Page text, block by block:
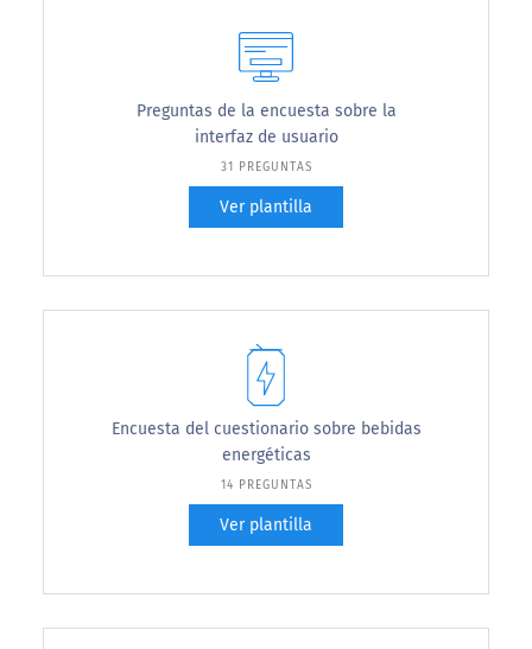
Preguntas de la encuesta sobre la
interfaz de usuario
31 PREGUNTAS
Ver plantilla
Encuesta del cuestionario sobre bebidas
energéticas
14 PREGUNTAS
Ver plantilla